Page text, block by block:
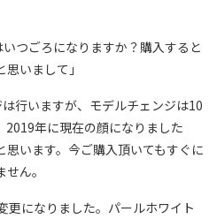
いつごろになりますか？購入すると
いまして」
は行いますが、モデルチェンジは10
年に現在の顔になりました
います。今ご購入頂いてもすぐに
ん。
更になりました。パールホワイト